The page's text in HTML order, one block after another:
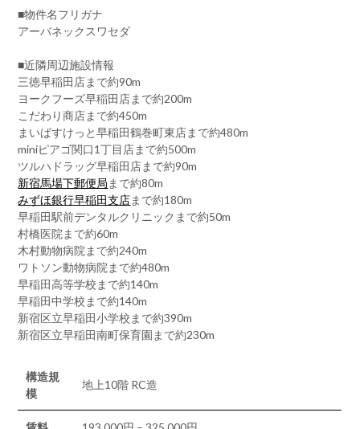
■物件名フリガナ
アーバネックスワセダ
■近隣周辺施設情報
三徳早稲田店まで約90m
ヨークフーズ早稲田店まで約200m
こだわり商店まで約450m
まいばすけっと早稲田鶴巻町東店まで約480m
miniピアゴ関口1丁目店まで約500m
ツルハドラッグ早稲田店まで約90m
新宿馬場下郵便局 まで約80m
みずほ銀行早稲田支店まで約180m
早稲田駅前デンタルクリニックまで約50m
村橋医院まで約60m
木村動物病院まで約240m
ワトソン動物病院まで約480m
早稲田高等学校まで約140m
早稲田中学校まで約140m
新宿区立早稲田小学校まで約390m
新宿区立早稲田南町保育園まで約230m
構造規
模
地上10階 RC造